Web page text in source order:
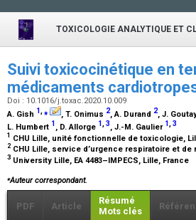
TOXICOLOGIE ANALYTIQUE ET
Suivi toxicocinétique en
médicaments
Doi : 10.1016/j.toxac.2020.10.009
A. Gish 1,⁎ , T. Onimus 2, A. Durand 2, J.
L. Humbert 1 , D. Allorge 1 3, J.-M. Gaulier 1 3
1 CHU Lille, unité fonctionnelle de toxicologie,
2 CHU Lille, service d’urgence respiratoire et de
3 University Lille, EA 4483–IMPECS, Lille, France
⁎Auteur correspondant.
PDF Article
Résumé
Mots clés